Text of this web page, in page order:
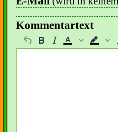
Kommentartext